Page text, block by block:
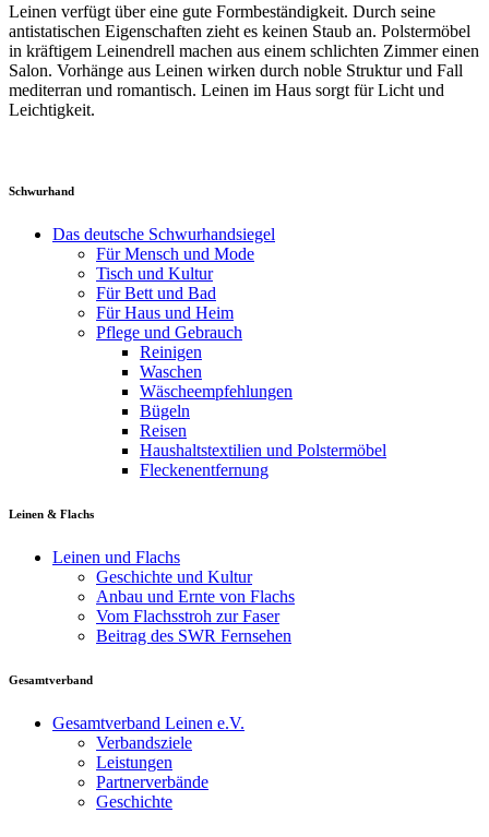
Leinen verfügt über eine gute Formbeständigkeit. Durch seine
antistatischen Eigenschaften zieht es keinen Staub an. Polstermöbel
in kräftigem Leinendrell machen aus einem schlichten Zimmer einen
Salon. Vorhänge aus Leinen wirken durch noble Struktur und Fall
mediterran und romantisch. Leinen im Haus sorgt für Licht und
Leichtigkeit.
Schwurhand
Das deutsche Schwurhandsiegel
Für Mensch und Mode
Tisch und Kultur
Für Bett und Bad
Für Haus und Heim
Pflege und Gebrauch
Reinigen
Waschen
Wäscheempfehlungen
Bügeln
Reisen
Haushaltstextilien und Polstermöbel
Fleckenentfernung
Leinen & Flachs
Leinen und Flachs
Geschichte und Kultur
Anbau und Ernte von Flachs
Vom Flachsstroh zur Faser
Beitrag des SWR Fernsehen
Gesamtverband
Gesamtverband Leinen e.V.
Verbandsziele
Leistungen
Partnerverbände
Geschichte